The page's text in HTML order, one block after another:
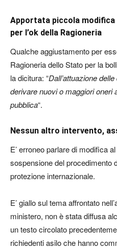
Apportata piccola
per l’ok della Ragioneria
Qualche aggiustamento per
Ragioneria dello Stato per la
la dicitura: “Dall’attuazione
derivare nuovi o maggiori oneri
pubblica“.
Nessun altro intervento,
E’ erroneo parlare di modifica
sospensione del procedimento
protezione internazionale.
E’ giallo sul tema affrontato
ministero, non è stata diffusa
un testo circolato
richiedenti asilo che hanno